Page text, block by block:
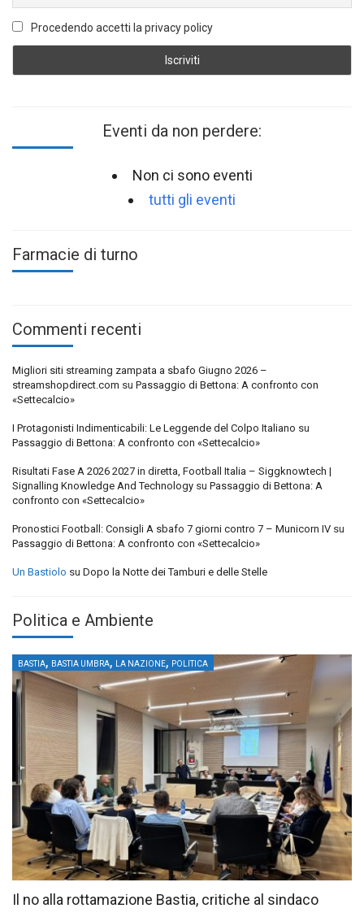
Procedendo accetti la privacy policy
Eventi da non perdere:
Non ci sono eventi
tutti gli eventi
Farmacie di turno
Commenti recenti
Migliori siti streaming zampata a sbafo Giugno 2026 –
streamshopdirect.com su Passaggio di Bettona: A confronto con
«Settecalcio»
I Protagonisti Indimenticabili: Le Leggende del Colpo Italiano su
Passaggio di Bettona: A confronto con «Settecalcio»
Risultati Fase A 2026 2027 in diretta, Football Italia – Siggknowtech |
Signalling Knowledge And Technology su Passaggio di Bettona: A
confronto con «Settecalcio»
Pronostici Football: Consigli A sbafo 7 giorni contro 7 – Municorn IV su
Passaggio di Bettona: A confronto con «Settecalcio»
Un Bastiolo su Dopo la Notte dei Tamburi e delle Stelle
Politica e Ambiente
BASTIA, BASTIA UMBRA, LA NAZIONE, POLITICA
Il no alla rottamazione Bastia, critiche al sindaco